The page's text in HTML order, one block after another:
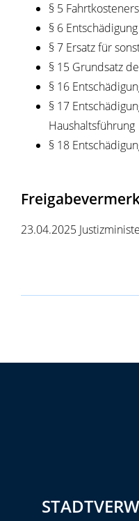
§ 5
§ 6
§ 7 Ersatz für
§ 15 Grundsatz
§ 16
§ 17
Haushaltsführung
§ 18
23.04.2025